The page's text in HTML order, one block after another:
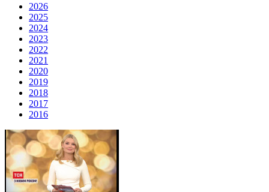
2026
2025
2024
2023
2022
2021
2020
2019
2018
2017
2016